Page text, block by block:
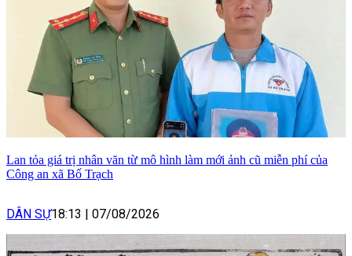
Lan tỏa giá trị nhân văn từ mô hình làm mới ảnh cũ miễn phí của
Công an xã Bố Trạch
DÂN SỰ18:13 07/08/2026